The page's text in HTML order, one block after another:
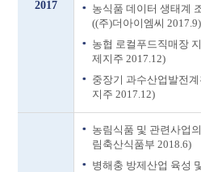
2017
농식품 데이터 생태계
((주)더아이엠씨 2017.9)
농협 로컬푸드직매장
제지주 2017.12)
중장기 과수산업발전
지주 2017.12)
농림식품 및 관련사업
림축산식품부 2018.6)
병해충 방제산업 육성